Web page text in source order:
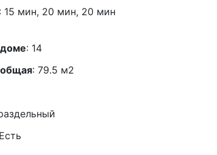
: 15 мин, 20 мин, 20 мин
: 14
: 79.5 м2